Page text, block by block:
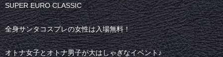
SUPER EURO CLASSIC
全身サンタコスプレの女性は入場無料！
オトナ女子とオトナ男子が大はしゃぎなイベント♪